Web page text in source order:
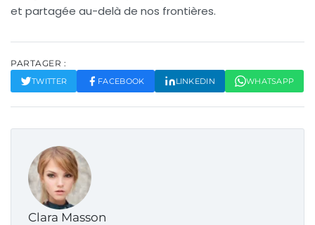
et partagée au-delà de nos frontières.
PARTAGER :
TWITTER FACEBOOK LINKEDIN WHATSAPP
Clara Masson